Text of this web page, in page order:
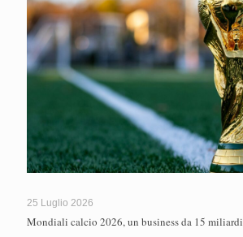
25 Luglio 2026
Mondiali calcio 2026, un business da 15 miliardi